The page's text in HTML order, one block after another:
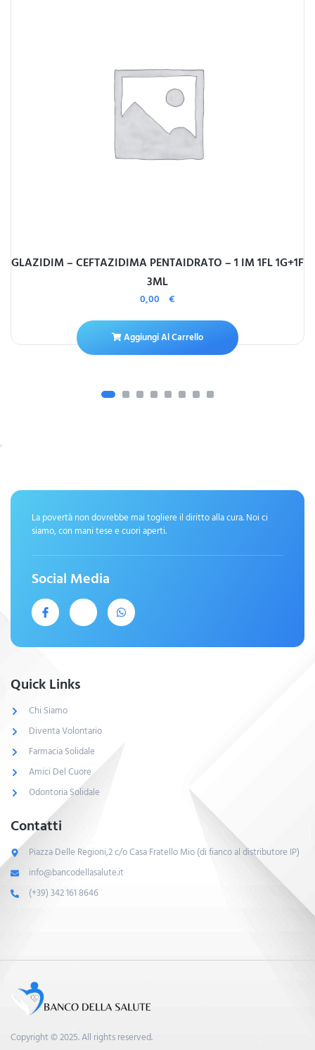
GLAZIDIM – CEFTAZIDIMA PENTAIDRATO – 1 IM 1FL 1G+1F
3ML
0,00 €
Aggiungi Al Carrello
La povertà non dovrebbe mai togliere il diritto alla cura. Noi ci
siamo, con mani tese e cuori aperti.
Social Media
Quick Links
Chi Siamo
Diventa Volontario
Farmacia Solidale
Amici Del Cuore
Odontoria Solidale
Contatti
Piazza Delle Regioni,2 c/o Casa Fratello Mio (di fianco al distributore IP)
info@bancodellasalute.it
(+39) 342 161 8646
Copyright © 2025. All rights reserved.